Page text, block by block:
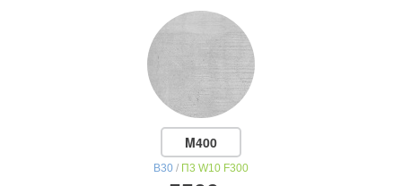
M400
В30 / П3 W10 F300